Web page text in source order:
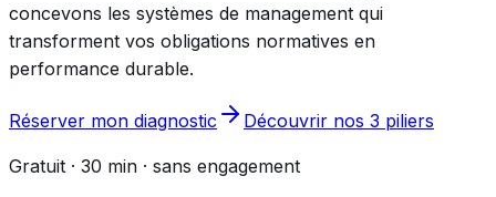
concevons les systèmes de management qui
transforment vos obligations normatives en
performance durable.
Réserver mon diagnostic Découvrir nos 3 piliers
Gratuit · 30 min · sans engagement